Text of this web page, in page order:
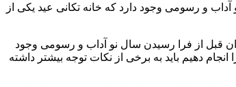
و رسومی وجود دارد که خانه تکانی عید یکی از
قبل از فرا رسیدن سال نو آداب و رسومی وجود
دهیم باید به برخی از نکات توجه بیشتر داشته